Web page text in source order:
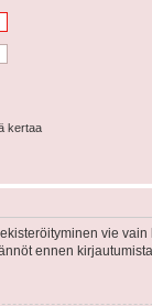
kertaa
vie
ennen